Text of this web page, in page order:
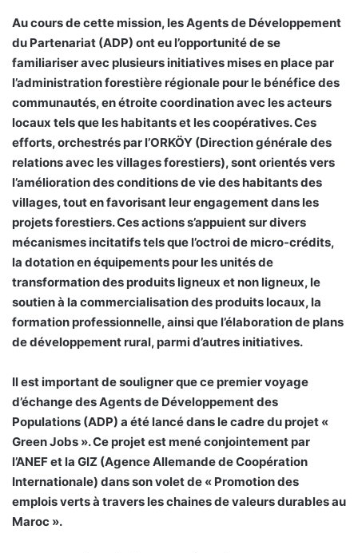
Au cours de cette mission, les Agents de Développement
du Partenariat (ADP) ont eu l’opportunité de se
familiariser avec plusieurs initiatives mises en place par
l’administration forestière régionale pour le bénéfice des
communautés, en étroite coordination avec les acteurs
locaux tels que les habitants et les coopératives. Ces
efforts, orchestrés par l’ORKÖY (Direction générale des
relations avec les villages forestiers), sont orientés vers
l’amélioration des conditions de vie des habitants des
villages, tout en favorisant leur engagement dans les
projets forestiers. Ces actions s’appuient sur divers
mécanismes incitatifs tels que l’octroi de micro-crédits,
la dotation en équipements pour les unités de
transformation des produits ligneux et non ligneux, le
soutien à la commercialisation des produits locaux, la
formation professionnelle, ainsi que l’élaboration de plans
de développement rural, parmi d’autres initiatives.
Il est important de souligner que ce premier voyage
d’échange des Agents de Développement des
Populations (ADP) a été lancé dans le cadre du projet «
Green Jobs ». Ce projet est mené conjointement par
l’ANEF et la GIZ (Agence Allemande de Coopération
Internationale) dans son volet de « Promotion des
emplois verts à travers les chaines de valeurs durables au
Maroc ».